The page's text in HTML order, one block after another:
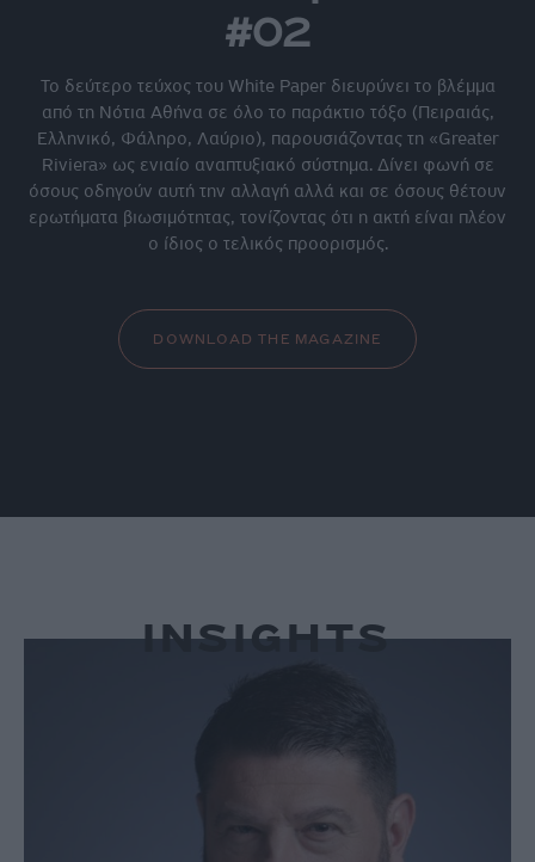
#02
Το δεύτερο τεύχος του White Paper διευρύνει το βλέμμα
από τη Νότια Αθήνα σε όλο το παράκτιο τόξο (Πειραιάς,
Ελληνικό, Φάληρο, Λαύριο), παρουσιάζοντας τη «Greater
Riviera» ως ενιαίο αναπτυξιακό σύστημα. Δίνει φωνή σε
όσους οδηγούν αυτή την αλλαγή αλλά και σε όσους θέτουν
ερωτήματα βιωσιμότητας, τονίζοντας ότι η ακτή είναι πλέον
ο ίδιος ο τελικός προορισμός.
DOWNLOAD THE MAGAZINE
INSIGHTS